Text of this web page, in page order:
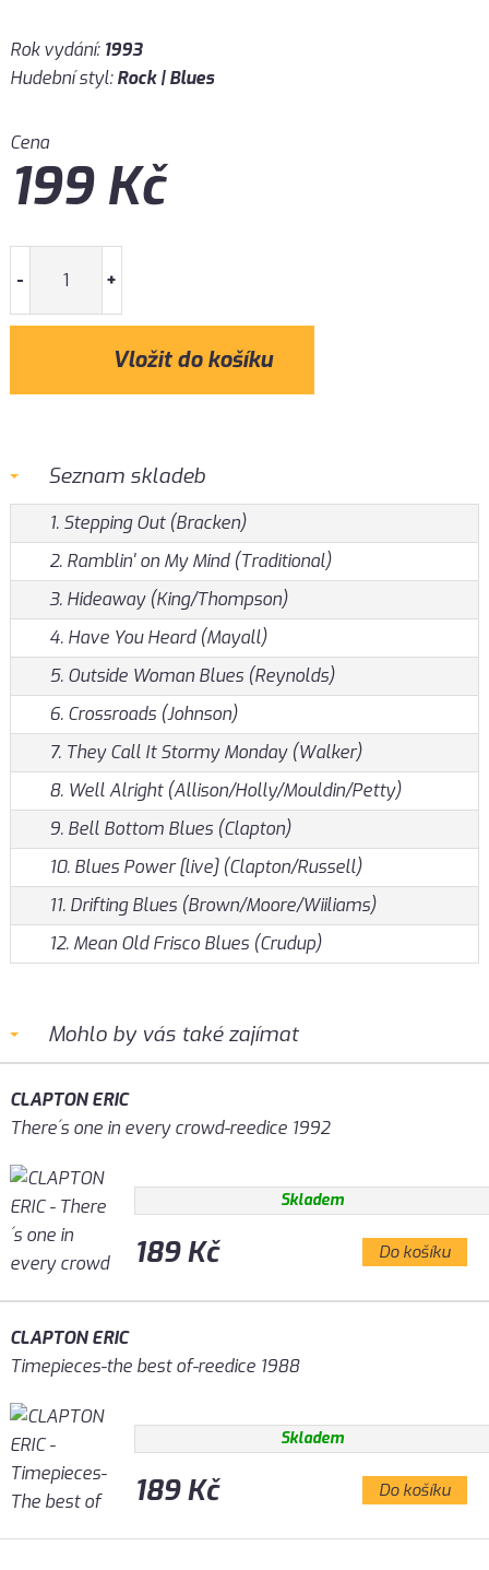
Rok vydání: 1993
Hudební styl:Rock | Blues
Cena
199Kč
- +
Seznam skladeb
1. Stepping Out (Bracken)
2. Ramblin' on My Mind (Traditional)
3. Hideaway (King/Thompson)
4. Have You Heard (Mayall)
5. Outside Woman Blues (Reynolds)
6. Crossroads (Johnson)
7. They Call It Stormy Monday (Walker)
8. Well Alright (Allison/Holly/Mouldin/Petty)
9. Bell Bottom Blues (Clapton)
10. Blues Power [live] (Clapton/Russell)
11. Drifting Blues (Brown/Moore/Wiiliams)
12. Mean Old Frisco Blues (Crudup)
Mohlo by vás také zajímat
CLAPTON ERIC
There´s one in every crowd-reedice 1992
Skladem
189 Kč Do košíku
CLAPTON ERIC
Timepieces-the best of-reedice 1988
Skladem
189 Kč Do košíku